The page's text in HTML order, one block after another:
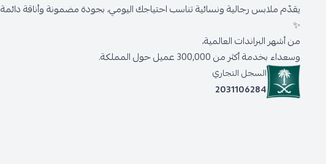
يقدّم ملابس رجالية ونسائية تناسب احتياجك اليومي، بجودة مضمونة وأناقة دائمة
✨
من أشهر البراندات العالمية،
وسعداء بخدمة أكثر من 300,000 عميل حول المملكة.
السجل التجاري
2031106284